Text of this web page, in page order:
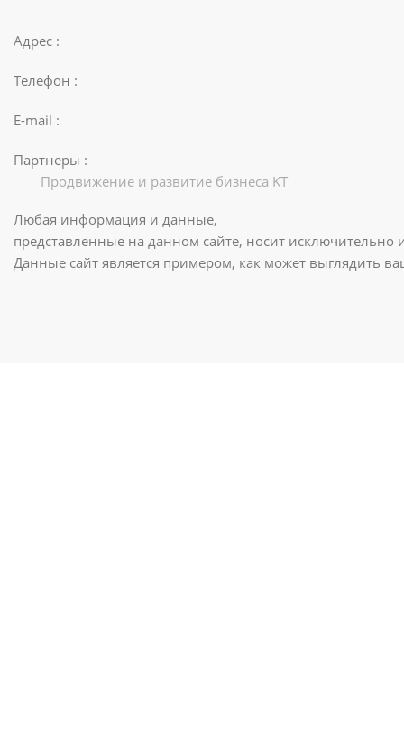
Адрес :
Телефон :
E-mail :
Партнеры :
Продвижение и развитие бизнеса KT
Любая информация и данные,
представленные на данном сайте, носит
Данные сайт является примером, как может выглядить